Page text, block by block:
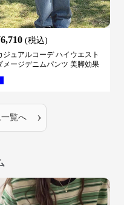
6,710 (税込)
ジュアルコーデ ハイウエスト
メージデニムパンツ 美脚効果
覧へ ›